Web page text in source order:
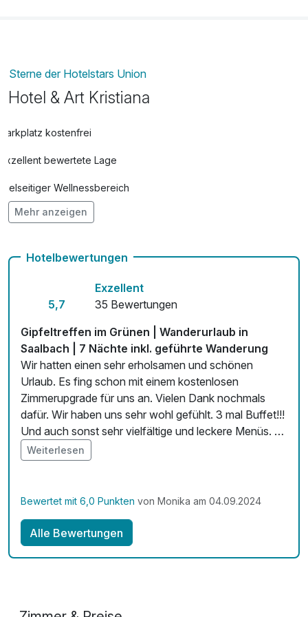
inklusive von 12:00 - 20:00 Uhr
Sterne der Hotelstars Union
Hotel & Art Kristiana
Parkplatz kostenfrei
Exzellent bewertete Lage
Vielseitiger Wellnessbereich
Hunde im Hotel nicht erlaubt
Kostenloses W-LAN
Zimmerservice verfügbar
Mit Hotelbar
Mehr anzeigen
Hotelbewertungen
5,7
Exzellent
35 Bewertungen
Gipfeltreffen im Grünen | Wanderurlaub in
Saalbach | 7 Nächte inkl. geführte Wanderung
Wir hatten einen sehr erholsamen und schönen
Urlaub. Es fing schon mit einem kostenlosen
Zimmerupgrade für uns an. Vielen Dank nochmals
dafür. Wir haben uns sehr wohl gefühlt. 3 mal Buffet!!!
Und auch sonst sehr vielfältige und leckere Menüs. Es
waren alle Mitarbeiter die wir kennenlernen durften
sehr nette und angenehme Mitmenschen:). Unser
Danke nochmals dafür.
Weiterlesen
Bewertet mit 6,0 Punkten von Monika am 04.09.2024
Alle Bewertungen